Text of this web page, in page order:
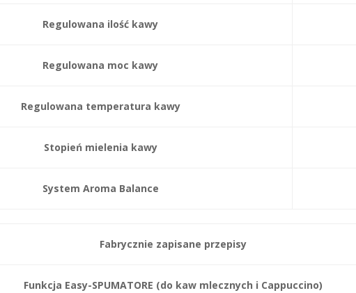
Regulowana ilość kawy
Regulowana moc kawy
Regulowana temperatura kawy
Stopień mielenia kawy
System Aroma Balance
Fabrycznie zapisane przepisy
Funkcja Easy-SPUMATORE (do kaw mlecznych i Cappuccino)